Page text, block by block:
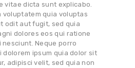
vitae dicta sunt explicabo.
voluptatem quia voluptas
odit aut fugit, sed quia
dolores eos qui ratione
Neque porro
dolorem ipsum quia dolor sit
adipisci velit, sed quia non